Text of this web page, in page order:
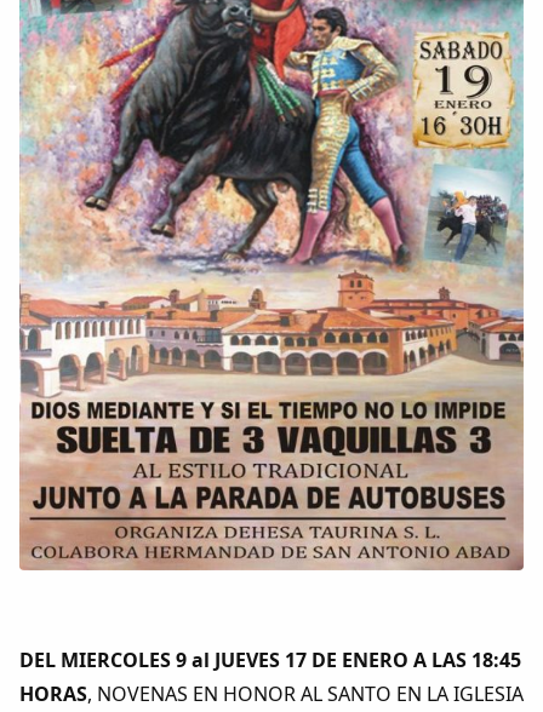
Dichos
Cancionero Local
Apodos
Peñas
La palra
Modo oscuro
DEL MIERCOLES 9 al JUEVES 17 DE ENERO A LAS 18:45
HORAS, NOVENAS EN HONOR AL SANTO EN LA IGLESIA